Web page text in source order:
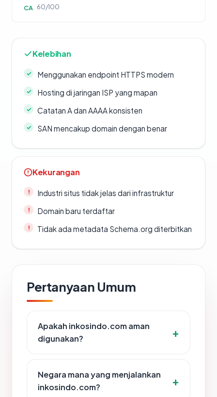
CA 60/100
Kelebihan
Menggunakan endpoint HTTPS modern
Hosting di jaringan ISP yang mapan
Catatan A dan AAAA konsisten
SAN mencakup domain dengan benar
Kekurangan
Industri situs tidak jelas dari infrastruktur
Domain baru terdaftar
Tidak ada metadata Schema.org diterbitkan
Pertanyaan Umum
Apakah inkosindo.com aman
digunakan?
Negara mana yang menjalankan
inkosindo.com?